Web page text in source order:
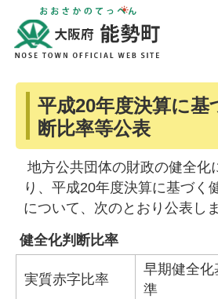
平成20年度決算に基
断比率等公表
地方公共団体の財政の健全化
り、平成20年度決算に基づく
について、次のとおり公表しま
健全化判断比率
実質赤字比率
早期健全化
準